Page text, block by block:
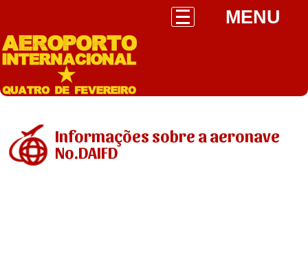
MENU
Informações sobre a aeronave
No.DAIFD